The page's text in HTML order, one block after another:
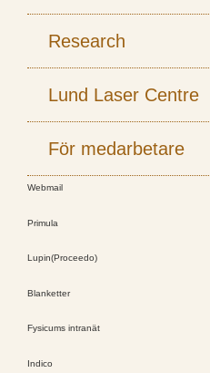
Research
Lund Laser Centre
För medarbetare
Webmail
Primula
Lupin(Proceedo)
Blanketter
Fysicums intranät
Indico